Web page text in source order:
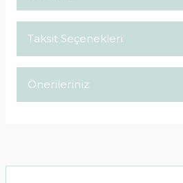
Taksit Seçenekleri
Önerileriniz